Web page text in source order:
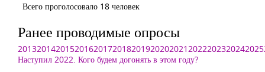
Всего проголосовало 18 человек
Ранее проводимые опросы
2013201420152016201720182019202020212022202320242025
Наступил 2022. Кого будем догонять в этом году?